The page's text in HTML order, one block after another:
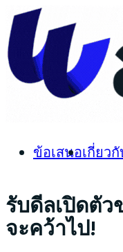
ข้อเสนอเกี่ยวกั
รับดีลเปิดตัว
จะคว้าไป!